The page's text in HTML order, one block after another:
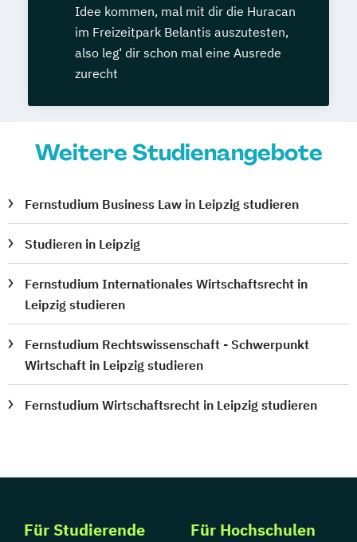
Idee kommen, mal mit dir die Huracan
im Freizeitpark Belantis auszutesten,
also leg‘ dir schon mal eine Ausrede
zurecht
Weitere Studienangebote
Fernstudium Business Law in Leipzig studieren
Studieren in Leipzig
Fernstudium Internationales Wirtschaftsrecht in
Leipzig studieren
Fernstudium Rechtswissenschaft - Schwerpunkt
Wirtschaft in Leipzig studieren
Fernstudium Wirtschaftsrecht in Leipzig studieren
Für Studierende Für Hochschulen